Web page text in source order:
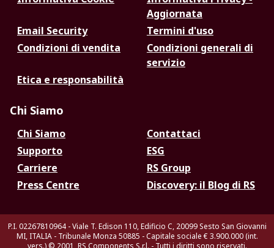
Aggiornata
Email Security
Termini d'uso
Condizioni di vendita
Condizioni generali di
servizio
Etica e responsabilità
Chi Siamo
Chi Siamo
Contattaci
Supporto
ESG
Carriere
RS Group
Press Centre
Discovery: il Blog di RS
P.I. 02267810964 - Viale T. Edison 110, Edificio C, 20099 Sesto San Giovanni
MI, ITALIA - Tribunale Monza 50885 - Capitale sociale € 3.900.000 (int.